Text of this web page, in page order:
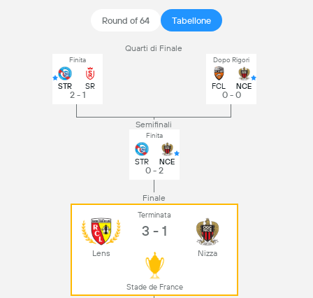
Round of 64 Tabellone
Quarti di Finale
Finita
STR SR
2 - 1
Dopo Rigori
FCL NCE
0 - 0
Semifinali
Finita
STR NCE
0 - 2
Finale
Lens
Terminata
3 - 1
Nizza
Stade de France